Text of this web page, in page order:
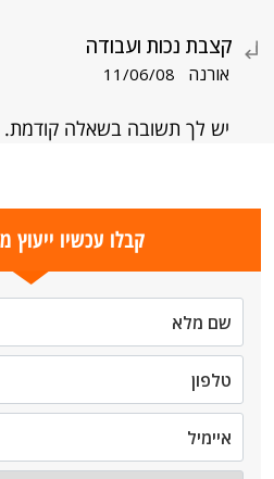
קצבת נכות ועבודה
אורנה 11/06/08
יש לך תשובה בשאלה קודמת.
קבלו עכשיו ייעוץ